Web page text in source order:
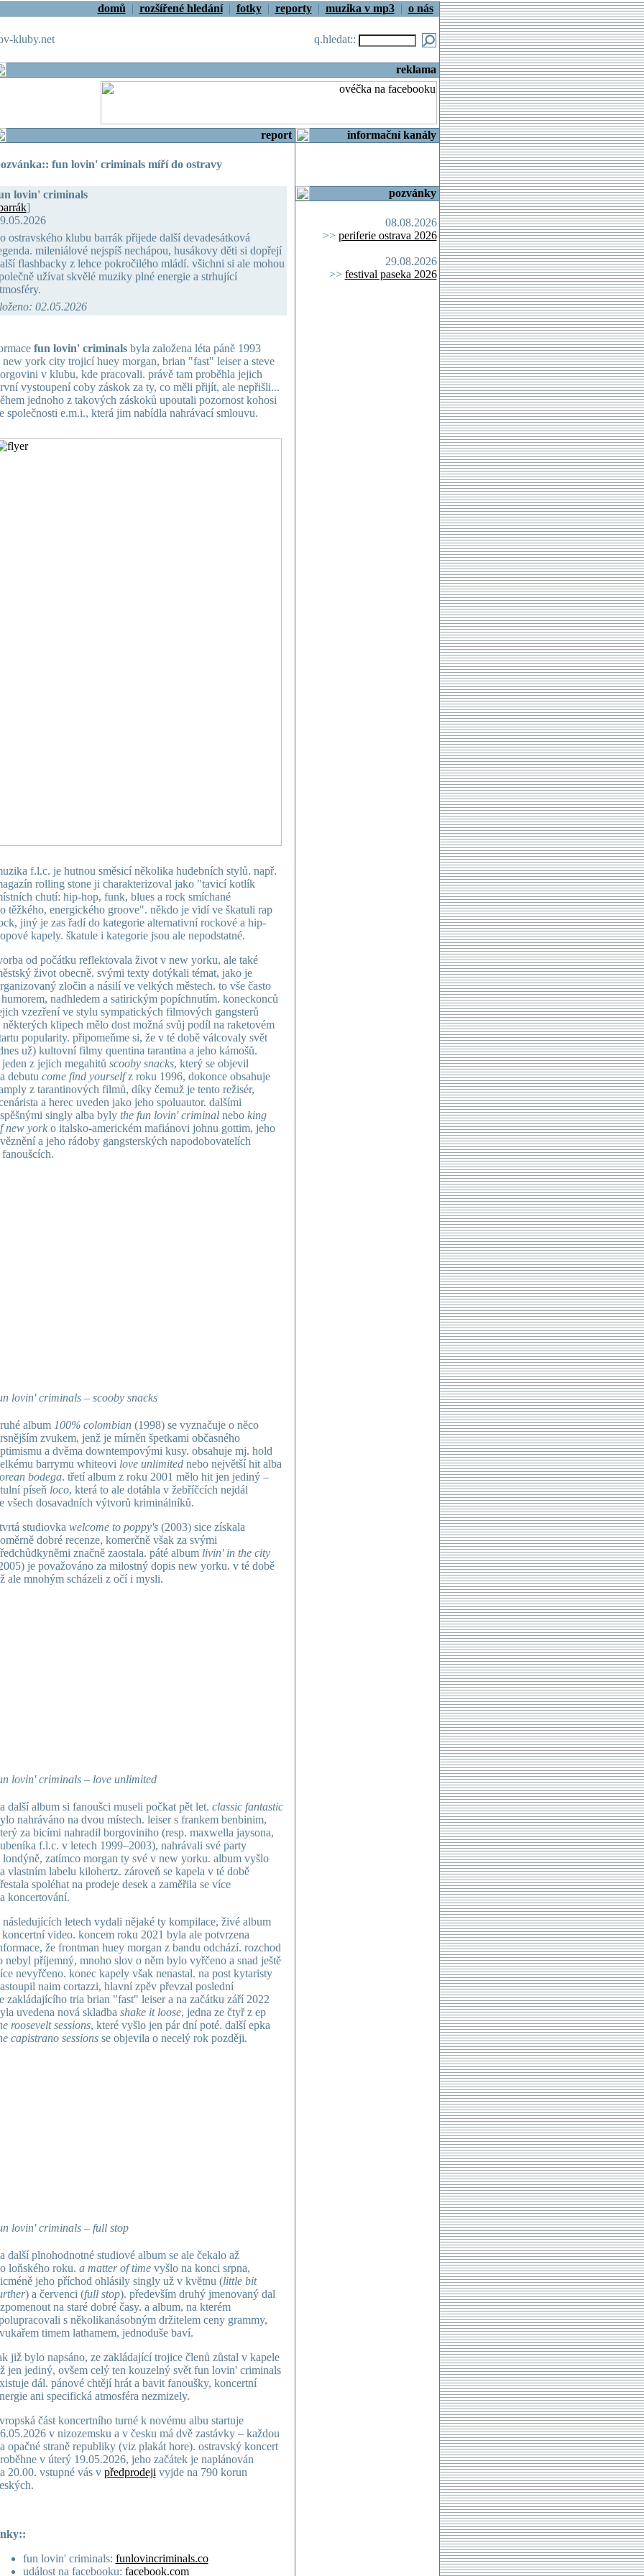
domů | rozšířené hledání| fotky| reporty| muzika v mp3| o nás
kluby.net q.hledat::
reklama
report
fun lovin' criminals míří do ostravy
lovin' criminals
]
ostravského klubu barrák přijede další devadesátková
mileniálové nejspíš nechápou, husákovy děti si dopřejí
flashbacky z lehce pokročilého mládí. všichni si ale mohou
užívat skvělé muziky plné energie a strhující
02.05.2026
fun lovin' criminalsbyla založena léta páně 1993
new york city trojicí huey morgan, brian "fast" leiser a steve
v klubu, kde pracovali. právě tam proběhla jejich
vystoupení coby záskok za ty, co měli přijít, ale nepřišli...
jednoho z takových záskoků upoutali pozornost kohosi
společnosti e.m.i., která jim nabídla nahrávací smlouvu.
f.l.c. je hutnou směsicí několika hudebních stylů. např.
rolling stone ji charakterizoval jako "tavicí kotlík
chutí: hip-hop, funk, blues a rock smíchané
těžkého, energického groove". někdo je vidí ve škatuli rap
jiný je zas řadí do kategorie alternativní rockové a hip-
kapely. škatule i kategorie jsou ale nepodstatné.
od počátku reflektovala život v new yorku, ale také
život obecně. svými texty dotýkali témat, jako je
zločin a násilí ve velkých městech. to vše často
humorem, nadhledem a satirickým popíchnutím. koneckonců
vzezření ve stylu sympatických filmových gangsterů
některých klipech mělo dost možná svůj podíl na raketovém
popularity. připomeňme si, že v té době válcovaly svět
už) kultovní filmy quentina tarantina a jeho kámošů.
jeden z jejich megahitů scooby snacks, který se objevil
debutu come find yourselfz roku 1996, dokonce obsahuje
z tarantinových filmů, díky čemuž je tento režisér,
a herec uveden jako jeho spoluautor. dalšími
singly alba byly the fun lovin' criminalnebo king
new yorko italsko-americkém mafiánovi johnu gottim, jeho
a jeho rádoby gangsterských napodobovatelích
fanoušcích.
lovin' criminals – scooby snacks
album 100% colombian(1998) se vyznačuje o něco
zvukem, jenž je mírněn špetkami občasného
a dvěma downtempovými kusy. obsahuje mj. hold
barrymu whiteovi love unlimitednebo největší hit alba
bodega. třetí album z roku 2001 mělo hit jen jediný –
píseň loco, která to ale dotáhla v žebříčcích nejdál
všech dosavadních výtvorů kriminálníků.
studiovka welcome to poppy's(2003) sice získala
dobré recenze, komerčně však za svými
značně zaostala. páté album livin' in the city
je považováno za milostný dopis new yorku. v té době
ale mnohým scházeli z očí i mysli.
lovin' criminals – love unlimited
další album si fanoušci museli počkat pět let. classic fantastic
nahráváno na dvou místech. leiser s frankem benbinim,
za bicími nahradil borgoviniho (resp. maxwella jaysona,
f.l.c. v letech 1999–2003), nahrávali své party
londýně, zatímco morgan ty své v new yorku. album vyšlo
vlastním labelu kilohertz. zároveň se kapela v té době
spoléhat na prodeje desek a zaměřila se více
koncertování.
následujících letech vydali nějaké ty kompilace, živé album
koncertní video. koncem roku 2021 byla ale potvrzena
že frontman huey morgan z bandu odchází. rozchod
nebyl příjemný, mnoho slov o něm bylo vyřčeno a snad ještě
nevyřčeno. konec kapely však nenastal. na post kytaristy
naim cortazzi, hlavní zpěv převzal poslední
zakládajícího tria brian "fast" leiser a na začátku září 2022
uvedena nová skladba shake it loose, jedna ze čtyř z ep
roosevelt sessions, které vyšlo jen pár dní poté. další epka
capistrano sessionsse objevila o necelý rok později.
lovin' criminals – full stop
další plnohodnotné studiové album se ale čekalo až
loňského roku. a matter of timevyšlo na konci srpna,
jeho příchod ohlásily singly už v květnu (little bit
) a červenci (full stop). především druhý jmenovaný dal
na staré dobré časy. a album, na kterém
s několikanásobným držitelem ceny grammy,
timem lathamem, jednoduše baví.
již bylo napsáno, ze zakládající trojice členů zůstal v kapele
jen jediný, ovšem celý ten kouzelný svět fun lovin' criminals
dál. pánové chtějí hrát a bavit fanoušky, koncertní
ani specifická atmosféra nezmizely.
část koncertního turné k novému albu startuje
v nizozemsku a v česku má dvě zastávky – každou
opačné straně republiky (viz plakát hore). ostravský koncert
v úterý 19.05.2026, jeho začátek je naplánován
20.00. vstupné vás v předprodeji vyjde na 790 korun
fun lovin' criminals: funlovincriminals.co
událost na facebooku: facebook.com
informační kanály
pozvánky
08.08.2026
>> periferie ostrava 2026
29.08.2026
>> festival paseka 2026